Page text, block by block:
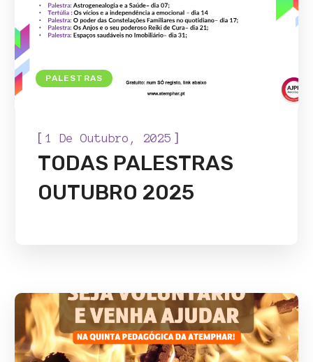
PALESTRAS
[1 De Outubro, 2025 ]
TODAS PALESTRAS
OUTUBRO 2025